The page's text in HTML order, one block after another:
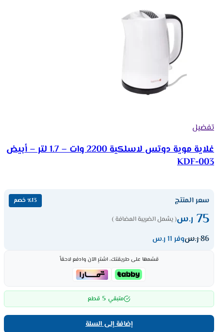
تفضيل
غلاية موية دوتس لاسلكية 2200 وات – 1.7 لتر – أبيض
KDF-003
سعر المنتج ٪13 خصم
75 ر.س( يشمل الضريبة المضافة )
86ر.سوفر 11 ر.س
قسّمها على طريقتك، اشترِ الآن وادفع لاحقاً
متبقي 5 قطع
إضافة إلى السلة